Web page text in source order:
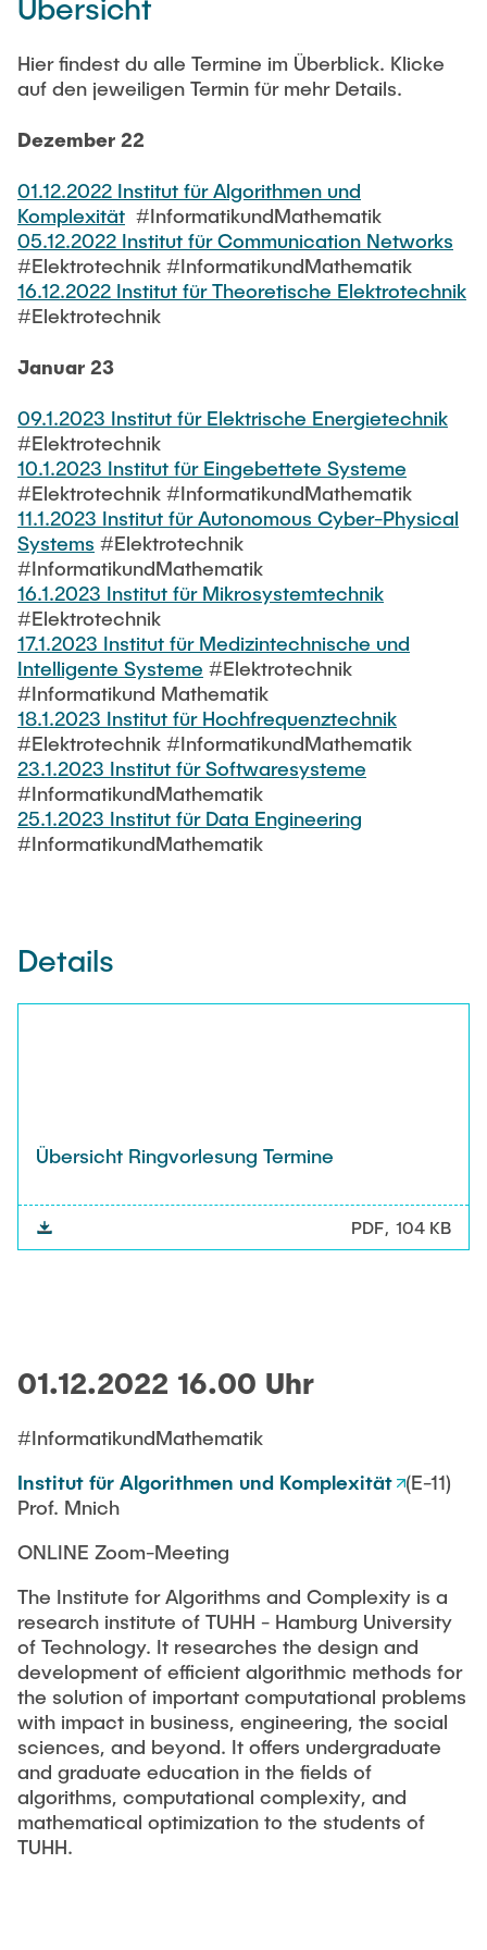
Lehre und Lernen
Hochschuldidaktik - ZLL
WorkINGLab / Makerspace
Interdisziplinärer Workshop des FSP
Reaktortechnologien“
Studienbereich FIT
Institute im Überblick
Übersicht
Hier findest du alle Termine im Überblick. Klicke
auf den jeweiligen Termin für mehr Details.
Dezember 22
01.12.2022 Institut für Algorithmen und
Komplexität #InformatikundMathematik
05.12.2022 Institut für Communication Networks
#Elektrotechnik #InformatikundMathematik
16.12.2022 Institut für Theoretische Elektrotechnik
#Elektrotechnik
Januar 23
09.1.2023 Institut für Elektrische Energietechnik
#Elektrotechnik
10.1.2023 Institut für Eingebettete Systeme
#Elektrotechnik #InformatikundMathematik
11.1.2023 Institut für Autonomous Cyber-Physical
Systems #Elektrotechnik
#InformatikundMathematik
16.1.2023 Institut für Mikrosystemtechnik
#Elektrotechnik
17.1.2023 Institut für Medizintechnische und
Intelligente Systeme #Elektrotechnik
#Informatikund Mathematik
18.1.2023 Institut für Hochfrequenztechnik
#Elektrotechnik #InformatikundMathematik
23.1.2023 Institut für Softwaresysteme
#InformatikundMathematik
25.1.2023 Institut für Data Engineering
#InformatikundMathematik
Details
Übersicht Ringvorlesung Termine
PDF 104 KB
01.12.2022 16.00 Uhr
#InformatikundMathematik
Institut für Algorithmen und Komplexität (E-11)
Prof. Mnich
ONLINE Zoom-Meeting
The Institute for Algorithms and Complexity is a
research institute of TUHH - Hamburg University
of Technology. It researches the design and
development of efficient algorithmic methods for
the solution of important computational problems
with impact in business, engineering, the social
sciences, and beyond. It offers undergraduate
and graduate education in the fields of
algorithms, computational complexity, and
mathematical optimization to the students of
TUHH.